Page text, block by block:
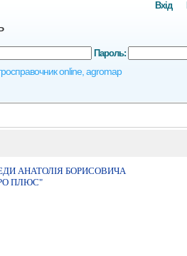
online, agromap
Вхід
Пароль:
АНАТОЛIЯ БОРИСОВИЧА
ПЛЮС"